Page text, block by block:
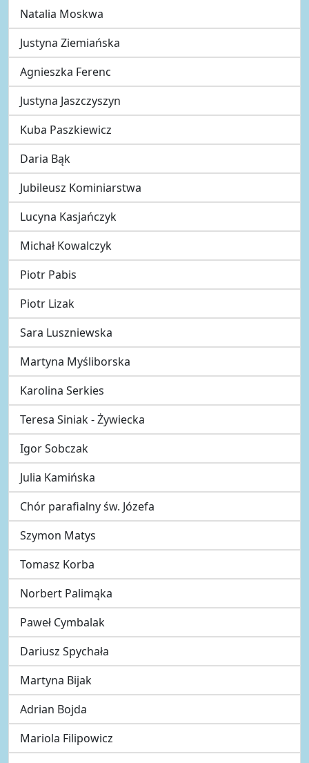
Natalia Moskwa
Justyna Ziemiańska
Agnieszka Ferenc
Justyna Jaszczyszyn
Kuba Paszkiewicz
Daria Bąk
Jubileusz Kominiarstwa
Lucyna Kasjańczyk
Michał Kowalczyk
Piotr Pabis
Piotr Lizak
Sara Luszniewska
Martyna Myśliborska
Karolina Serkies
Teresa Siniak - Żywiecka
Igor Sobczak
Julia Kamińska
Chór parafialny św. Józefa
Szymon Matys
Tomasz Korba
Norbert Palimąka
Paweł Cymbalak
Dariusz Spychała
Martyna Bijak
Adrian Bojda
Mariola Filipowicz